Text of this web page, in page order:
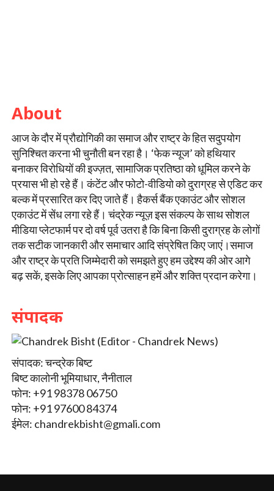
About
आज के दौर में प्रौद्योगिकी का समाज और राष्ट्र के हित सदुपयोग
सुनिश्चित करना भी चुनौती बन रहा है। ‘फेक न्यूज’ को हथियार
बनाकर विरोधियों की इज्ज़त, सामाजिक प्रतिष्ठा को धूमिल करने के
प्रयास भी हो रहे हैं। कंटेंट और फोटो-वीडियो को दुराग्रह से एडिट कर
बल्क में प्रसारित कर दिए जाते हैं। हैकर्स बैंक एकाउंट और सोशल
एकाउंट में सेंध लगा रहे हैं। चंद्रेक न्यूज़ इस संकल्प के साथ सोशल
मीडिया प्लेटफार्म पर दो वर्ष पूर्व उतरा है कि बिना किसी दुराग्रह के लोगों
तक सटीक जानकारी और समाचार आदि संप्रेषित किए जाएं।समाज
और राष्ट्र के प्रति जिम्मेदारी को समझते हुए हम उद्देश्य की ओर आगे
बढ़ सकें, इसके लिए आपका प्रोत्साहन हमें और शक्ति प्रदान करेगा।
संपादक
संपादक: चन्द्रेक बिष्ट
बिष्ट कालोनी भूमियाधार, नैनीताल
फोन: +91 98378 06750
फोन: +91 97600 84374
ईमेल: chandrekbisht@gmali.com